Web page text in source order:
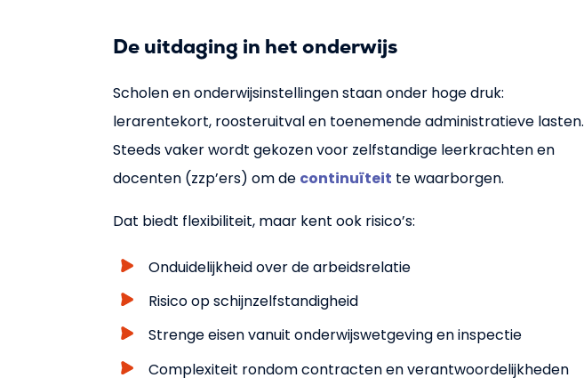
De uitdaging in het onderwijs
Scholen en onderwijsinstellingen staan onder hoge druk:
lerarentekort, roosteruitval en toenemende administratieve lasten.
Steeds vaker wordt gekozen voor zelfstandige leerkrachten en
docenten (zzp’ers) om de continuïteit te waarborgen.
Dat biedt flexibiliteit, maar kent ook risico’s:
Onduidelijkheid over de arbeidsrelatie
Risico op schijnzelfstandigheid
Strenge eisen vanuit onderwijswetgeving en inspectie
Complexiteit rondom contracten en verantwoordelijkheden